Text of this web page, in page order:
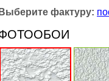
Выберите фактуру: